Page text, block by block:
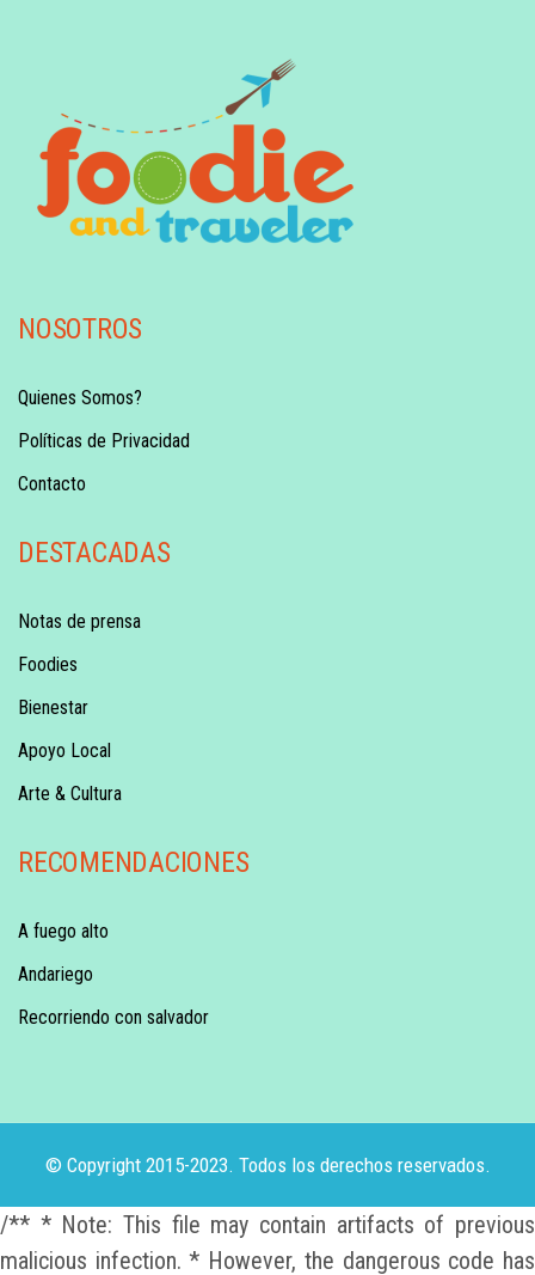
NOSOTROS
Quienes Somos?
Políticas de Privacidad
Contacto
DESTACADAS
Notas de prensa
Foodies
Bienestar
Apoyo Local
Arte & Cultura
RECOMENDACIONES
A fuego alto
Andariego
Recorriendo con salvador
© Copyright 2015-2023. Todos los derechos reservados.
/** * Note: This file may contain artifacts of previous
malicious infection. * However, the dangerous code has